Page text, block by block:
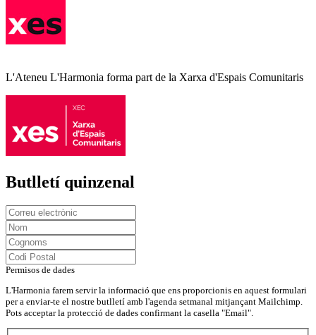
L'Ateneu L'Harmonia forma part de la Xarxa d'Espais Comunitaris
Butlletí quinzenal
Permisos de dades
L'Harmonia farem servir la informació que ens proporcionis en aquest formulari
per a enviar-te el nostre butlletí amb l'agenda setmanal mitjançant Mailchimp.
Pots acceptar la protecció de dades confirmant la casella "Email".